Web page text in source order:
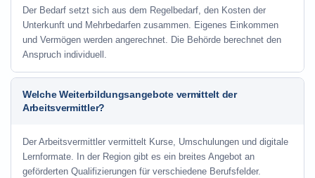
Der Bedarf setzt sich aus dem Regelbedarf, den Kosten der
Unterkunft und Mehrbedarfen zusammen. Eigenes Einkommen
und Vermögen werden angerechnet. Die Behörde berechnet den
Anspruch individuell.
Welche Weiterbildungsangebote vermittelt der
Arbeitsvermittler?
Der Arbeitsvermittler vermittelt Kurse, Umschulungen und digitale
Lernformate. In der Region gibt es ein breites Angebot an
geförderten Qualifizierungen für verschiedene Berufsfelder.